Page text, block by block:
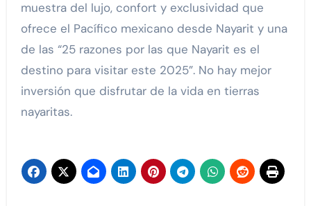
muestra del lujo, confort y exclusividad que
ofrece el Pacífico mexicano desde Nayarit y una
de las “25 razones por las que Nayarit es el
destino para visitar este 2025”. No hay mejor
inversión que disfrutar de la vida en tierras
nayaritas.